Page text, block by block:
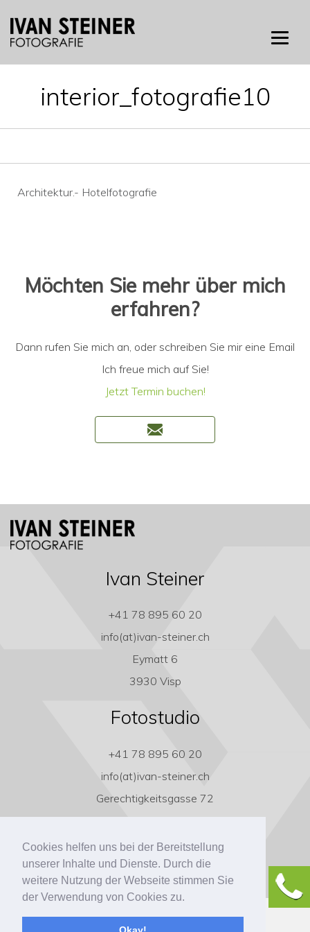
Cookies helfen uns bei der Bereitstellung
unserer Inhalte und Dienste. Durch die
weitere Nutzung der Webseite stimmen Sie
der Verwendung von Cookies zu.
interior_fotografie10
Beitragsnavigation
Architektur.- Hotelfotografie
Möchten Sie mehr über mich
erfahren?
Dann rufen Sie mich an, oder schreiben Sie mir eine Email
Ich freue mich auf Sie!
Jetzt Termin buchen!
Ivan Steiner
+41 78 895 60 20
info(at)ivan-steiner.ch
Eymatt 6
3930 Visp
Fotostudio
+41 78 895 60 20
info(at)ivan-steiner.ch
Gerechtigkeitsgasse 72
3011 Bern
Copyright ivan-steiner.ch